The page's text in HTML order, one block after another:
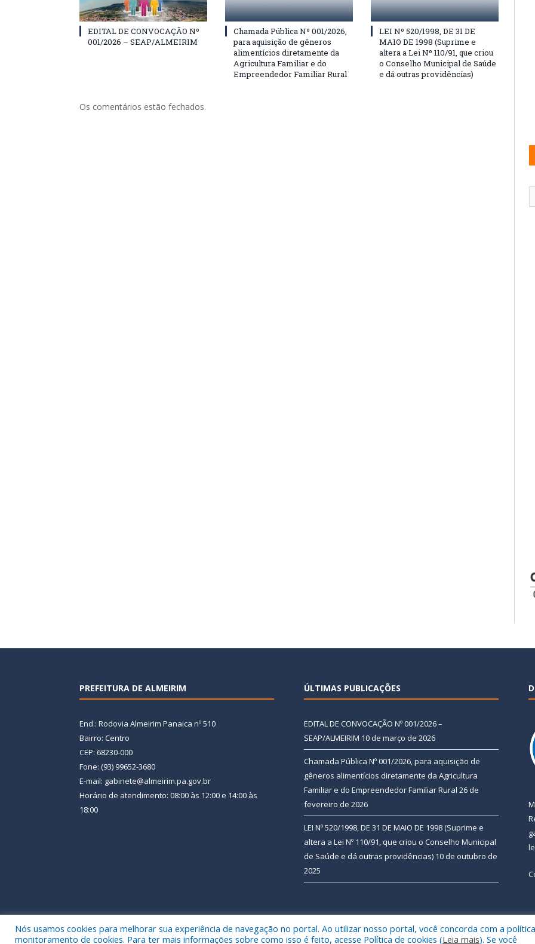
EDITAL DE CONVOCAÇÃO Nº
001/2026 – SEAP/ALMEIRIM
Chamada Pública Nº 001/2026,
para aquisição de gêneros
alimentícios diretamente da
Agricultura Familiar e do
Empreendedor Familiar Rural
LEI Nº 520/1998, DE 31 DE
MAIO DE 1998 (Suprime e
altera a Lei Nº 110/91, que criou
o Conselho Municipal de Saúde
e dá outras providências)
Os comentários estão fechados.
PREFEITURA DE ALMEIRIM
End.: Rodovia Almeirim Panaica nº 510
Bairro: Centro
CEP: 68230-000
Fone: (93) 99652-3680
E-mail: gabinete@almeirim.pa.gov.br
Horário de atendimento: 08:00 às 12:00 e 14:00 às
18:00
ÚLTIMAS PUBLICAÇÕES
EDITAL DE CONVOCAÇÃO Nº 001/2026 –
SEAP/ALMEIRIM 10 de março de 2026
Chamada Pública Nº 001/2026, para aquisição de
gêneros alimentícios diretamente da Agricultura
Familiar e do Empreendedor Familiar Rural 26 de
fevereiro de 2026
LEI Nº 520/1998, DE 31 DE MAIO DE 1998 (Suprime e
altera a Lei Nº 110/91, que criou o Conselho Municipal
de Saúde e dá outras providências) 10 de outubro de
2025
Todos os direitos reservados a Prefeitura Municipal de Almeirim. Mapa do Site
Nós usamos cookies para melhorar sua experiência de navegação no portal. Ao utilizar nosso portal, você concorda com a
monitoramento de cookies. Para ter mais informações sobre como isso é feito, acesse Política de cookies (Leia mais). Se você